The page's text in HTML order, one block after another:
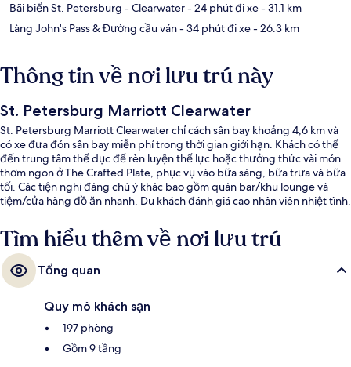
Bãi biển St. Petersburg - Clearwater- 24 phút đi xe- 31.1 km
Làng John's Pass & Đường cầu ván- 34 phút đi xe- 26.3 km
Thông tin về nơi lưu trú này
St. Petersburg Marriott Clearwater
St. Petersburg Marriott Clearwater chỉ cách sân bay khoảng 4,6 km và
có xe đưa đón sân bay miễn phí trong thời gian giới hạn. Khách có thể
đến trung tâm thể dục để rèn luyện thể lực hoặc thưởng thức vài món
thơm ngon ở The Crafted Plate, phục vụ vào bữa sáng, bữa trưa và bữa
tối. Các tiện nghi đáng chú ý khác bao gồm quán bar/khu lounge và
tiệm/cửa hàng đồ ăn nhanh. Du khách đánh giá cao nhân viên nhiệt tình.
Tìm hiểu thêm về nơi lưu trú
Tổng quan
Quy mô khách sạn
197 phòng
Gồm 9 tầng